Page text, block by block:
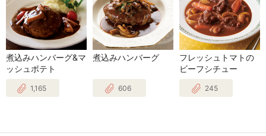
煮込みハンバーグ&マ
ッシュポテト
1,165
煮込みハンバーグ
606
フレッシュトマトの
ビーフシチュー
245